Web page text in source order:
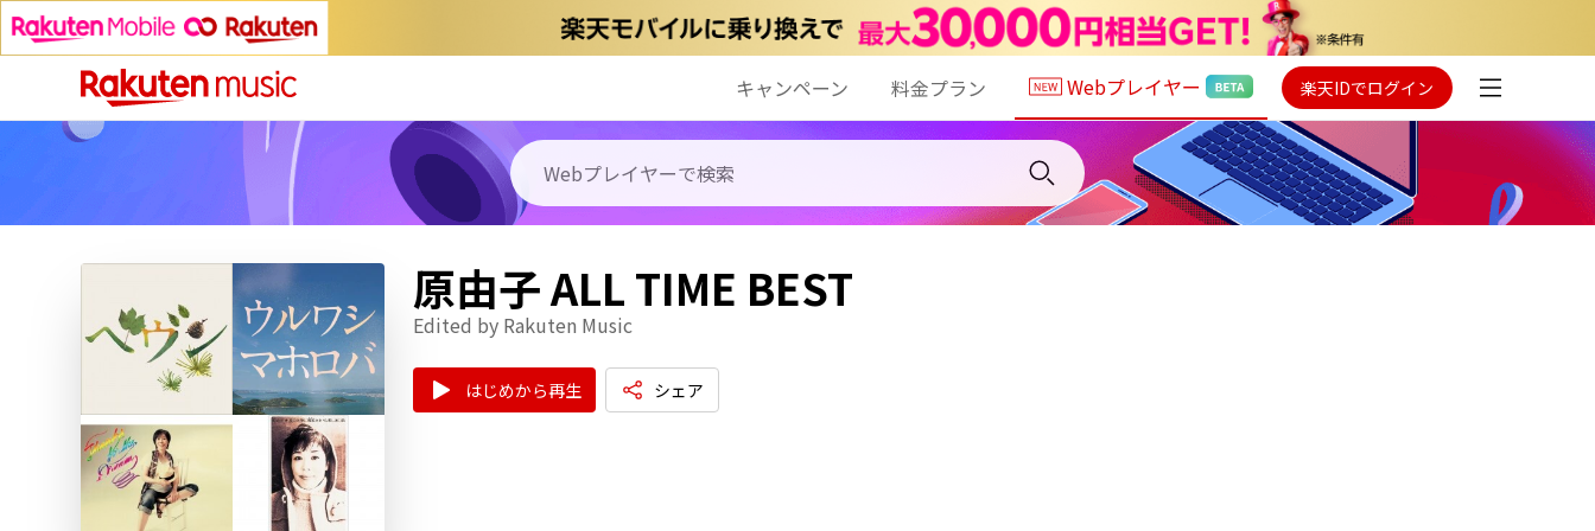
キャンペーン 料金プラン Webプレイヤー 楽天IDでログイン
原由子 ALL TIME BEST
Edited by Rakuten Music
はじめから再生 シェア